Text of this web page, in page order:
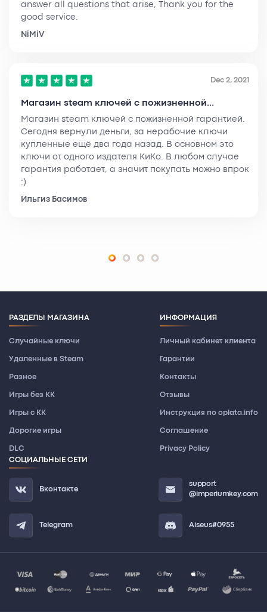
answer all questions that arise, Thank you for the
good service.
NiMiV
Dec 2, 2021
Магазин steam ключей с пожизненной...
Магазин steam ключей с пожизненной гарантией.
Сегодня вернули деньги, за нерабочие ключи
купленные ещё два года назад. В основном это
ключи от одного издателя КиКо. В любом случае
гарантия работает, а значит покупать можно впрок
:)
Ильгиз Басимов
РАЗДЕЛЫ МАГАЗИНА
Случайные ключи
Удаленные в Steam
Разное
Игры без КК
Игры с КК
Дорогие игры
DLC
ИНФОРМАЦИЯ
Личный кабинет клиента
Гарантии
Контакты
Отзывы
Инструкция по oplata.info
Соглашение
Privacy Policy
СОЦИАЛЬНЫЕ СЕТИ
Вконтакте
Telegram
support
@imperiumkey.com
Aiseus#0955